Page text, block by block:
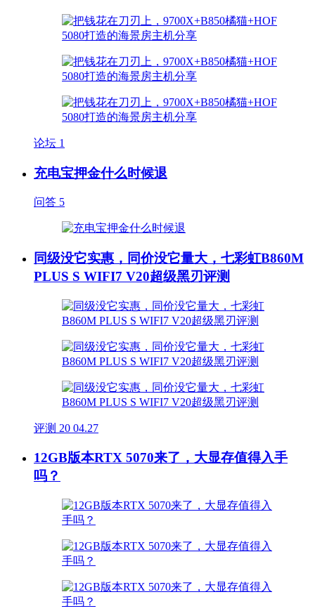
论坛 1
充电宝押金什么时候退
问答 5
同级没它实惠，同价没它量大，七彩虹B860M
PLUS S WIFI7 V20超级黑刃评测
评测 20 04.27
12GB版本RTX 5070来了，大显存值得入手
吗？